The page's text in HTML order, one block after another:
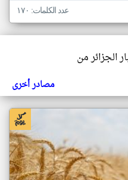
عدد الكلمات: ١٧٠
الجزائر من
مصادر أخرى